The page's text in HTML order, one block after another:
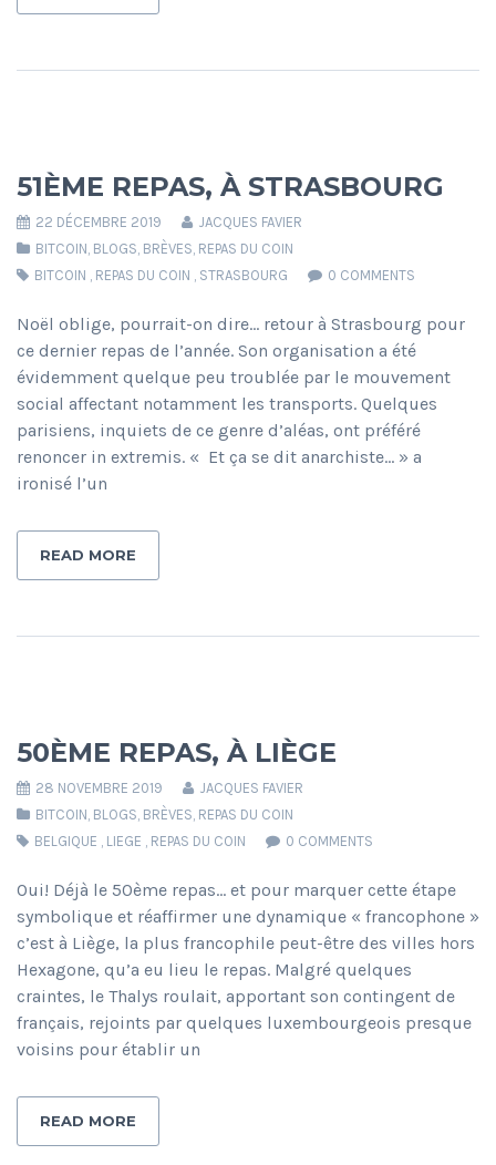
51ÈME REPAS, À STRASBOURG
22 DÉCEMBRE 2019
JACQUES FAVIER
BITCOIN, BLOGS, BRÈVES, REPAS DU COIN
BITCOIN , REPAS DU COIN , STRASBOURG 0 COMMENTS
Noël oblige, pourrait-on dire… retour à Strasbourg pour
ce dernier repas de l’année. Son organisation a été
évidemment quelque peu troublée par le mouvement
social affectant notamment les transports. Quelques
parisiens, inquiets de ce genre d’aléas, ont préféré
renoncer in extremis. « Et ça se dit anarchiste… » a
ironisé l’un
READ MORE
50ÈME REPAS, À LIÈGE
28 NOVEMBRE 2019
JACQUES FAVIER
BITCOIN, BLOGS, BRÈVES, REPAS DU COIN
BELGIQUE , LIEGE , REPAS DU COIN 0 COMMENTS
Oui! Déjà le 50ème repas… et pour marquer cette étape
symbolique et réaffirmer une dynamique « francophone »
c’est à Liège, la plus francophile peut-être des villes hors
Hexagone, qu’a eu lieu le repas. Malgré quelques
craintes, le Thalys roulait, apportant son contingent de
français, rejoints par quelques luxembourgeois presque
voisins pour établir un
READ MORE